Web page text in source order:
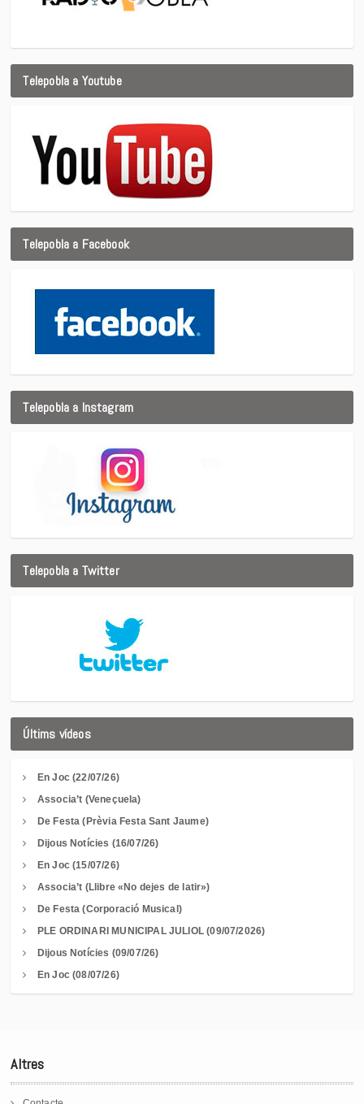
Telepobla a Youtube
Telepobla a Facebook
Telepobla a Instagram
Telepobla a Twitter
Últims vídeos
En Joc (22/07/26)
Associa’t (Veneçuela)
De Festa (Prèvia Festa Sant Jaume)
Dijous Notícies (16/07/26)
En Joc (15/07/26)
Associa’t (Llibre «No dejes de latir»)
De Festa (Corporació Musical)
PLE ORDINARI MUNICIPAL JULIOL (09/07/2026)
Dijous Notícies (09/07/26)
En Joc (08/07/26)
Altres